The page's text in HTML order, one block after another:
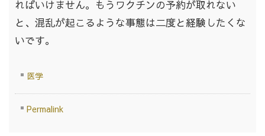
ればいけません。もうワクチンの予約が取れない
と、混乱が起こるような事態は二度と経験したくな
いです。
医学
Permalink